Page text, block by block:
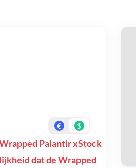
€ $
Palantir xStock
dat de Wrapped